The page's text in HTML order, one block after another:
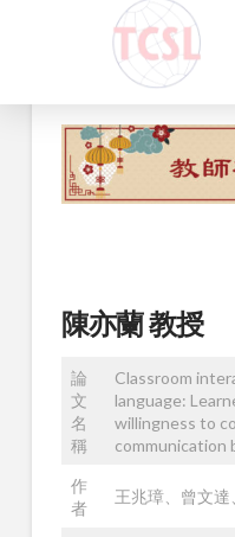
陳亦蘭 教授
論
文
名
稱
Classroom
language:
willingness to
communication
作
者
王兆璋、曾文